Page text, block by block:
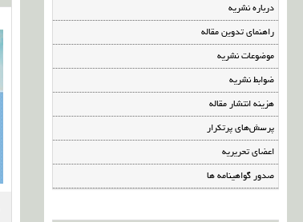
درباره نشریه
راهنمای تدوین مقاله
موضوعات نشریه
ضوابط نشریه
هزینه انتشار مقاله
پرسش‌های پرتکرار
اعضای تحریریه
صدور گواهینامه ها